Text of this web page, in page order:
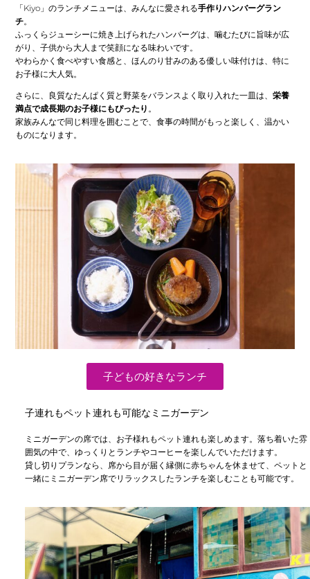
「Kiyo」のランチメニューは、みんなに愛される手作りハンバーグラン
チ。
ふっくらジューシーに焼き上げられたハンバーグは、噛むたびに旨味が広
がり、子供から大人まで笑顔になる味わいです。
やわらかく食べやすい食感と、ほんのり甘みのある優しい味付けは、特に
お子様に大人気。
さらに、良質なたんぱく質と野菜をバランスよく取り入れた一皿は、栄養
満点で成長期のお子様にもぴったり 。
家族みんなで同じ料理を囲むことで、食事の時間がもっと楽しく、温かい
ものになります。
子どもの好きなランチ
子連れもペット連れも可能なミニガーデン
ミニガーデンの席では、お子様れもペット連れも楽しめます。落ち着いた雰
囲気の中で、ゆっくりとランチやコーヒーを楽しんでいただけます。
貸し切りプランなら、席から目が届く縁側に赤ちゃんを休ませて、ペットと
一緒にミニガーデン席でリラックスしたランチを楽しむことも可能です。